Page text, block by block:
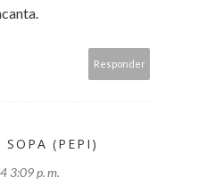
Responder
SOPA (PEPI)
3:09 p. m.